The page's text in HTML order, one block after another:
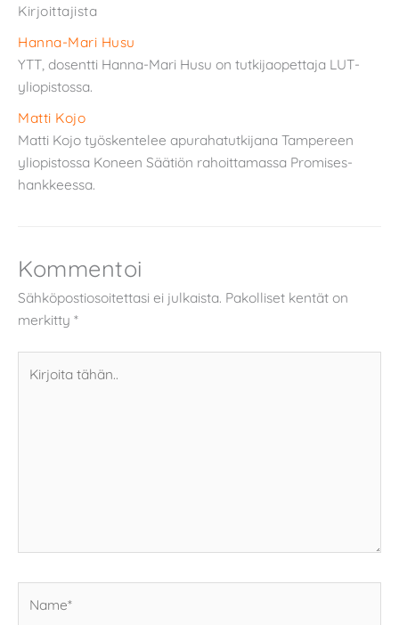
Kirjoittajista
Hanna-Mari Husu
YTT, dosentti Hanna-Mari Husu on tutkijaopettaja LUT-
yliopistossa.
Matti Kojo
Matti Kojo työskentelee apurahatutkijana Tampereen
yliopistossa Koneen Säätiön rahoittamassa Promises-
hankkeessa.
Kommentoi
Sähköpostiosoitettasi ei julkaista. Pakolliset kentät on
merkitty *
tähän..